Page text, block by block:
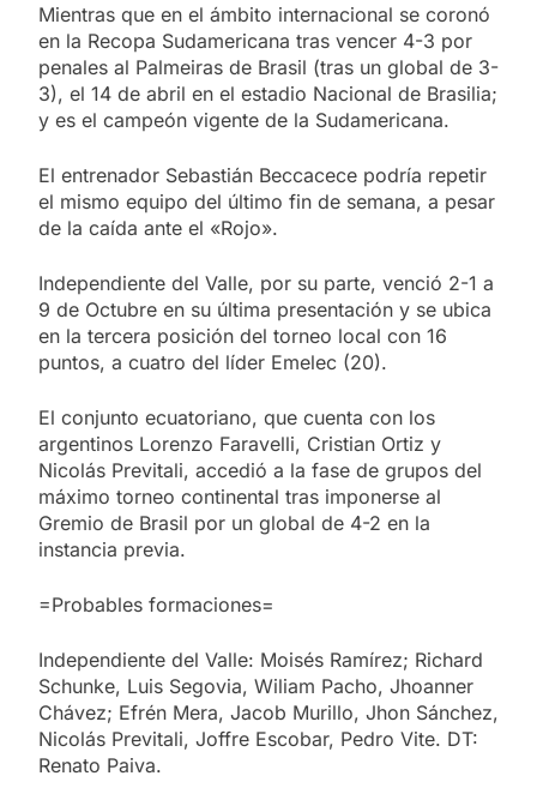
Mientras que en el ámbito internacional se coronó
en la Recopa Sudamericana tras vencer 4-3 por
penales al Palmeiras de Brasil (tras un global de 3-
3), el 14 de abril en el estadio Nacional de Brasilia;
y es el campeón vigente de la Sudamericana.
El entrenador Sebastián Beccacece podría repetir
el mismo equipo del último fin de semana, a pesar
de la caída ante el «Rojo».
Independiente del Valle, por su parte, venció 2-1 a
9 de Octubre en su última presentación y se ubica
en la tercera posición del torneo local con 16
puntos, a cuatro del líder Emelec (20).
El conjunto ecuatoriano, que cuenta con los
argentinos Lorenzo Faravelli, Cristian Ortiz y
Nicolás Previtali, accedió a la fase de grupos del
máximo torneo continental tras imponerse al
Gremio de Brasil por un global de 4-2 en la
instancia previa.
=Probables formaciones=
Independiente del Valle: Moisés Ramírez; Richard
Schunke, Luis Segovia, Wiliam Pacho, Jhoanner
Chávez; Efrén Mera, Jacob Murillo, Jhon Sánchez,
Nicolás Previtali, Joffre Escobar, Pedro Vite. DT:
Renato Paiva.